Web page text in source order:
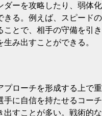
ダーを攻略したり、弱体化
きる。例えば、スピードの
とで、相手の守備を引き
み出すことができる。
プローチを形成する上で重
に自信を持たせるコーチ
出すことが多い。戦術的な